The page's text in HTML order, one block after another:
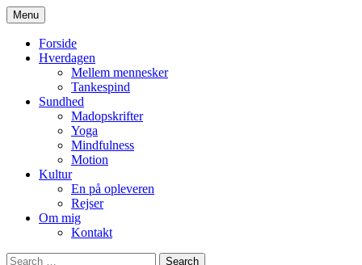
Skip
to
content
Quindeliv
udfordringer set fra et kvindeperspektiv
Menu
Forside
Hverdagen
Mellem mennesker
Tankespind
Sundhed
Madopskrifter
Yoga
Mindfulness
Motion
Kultur
En på opleveren
Rejser
Om mig
Kontakt
Search